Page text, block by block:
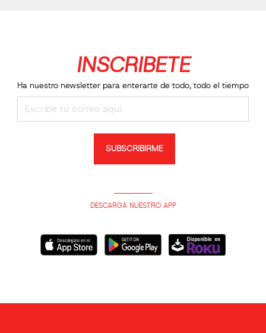
INSCRIBETE
Ha nuestro newsletter para enterarte de todo, todo el tiempo
SUBSCRIBIRME
DESCARGA NUESTRO APP